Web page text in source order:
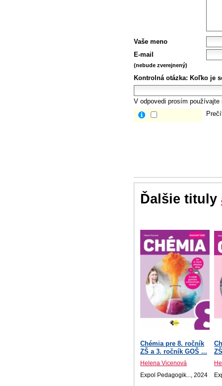
Vaše meno
E-mail
(nebude zverejnený)
Kontrolná otázka: Koľko je
V odpovedi prosím
Ďalšie tituly
Chémia pre 8. ročník
ZŠ a 3. ročník GOŠ ...
Helena Vicenová
Expol Pedagogik..., 2024